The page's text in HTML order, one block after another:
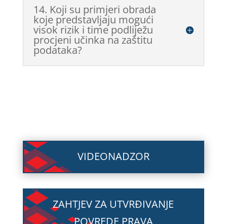
14. Koji su primjeri obrada
koje predstavljaju mogući
visok rizik i time podliježu
procjeni učinka na zaštitu
podataka?
VIDEONADZOR
ZAHTJEV ZA UTVRĐIVANJE
POVREDE PRAVA